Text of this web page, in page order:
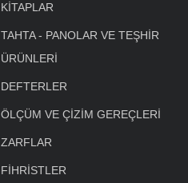
KİTAPLAR
TAHTA - PANOLAR VE TEŞHİR
ÜRÜNLERİ
DEFTERLER
ÖLÇÜM VE ÇİZİM GEREÇLERİ
ZARFLAR
FİHRİSTLER